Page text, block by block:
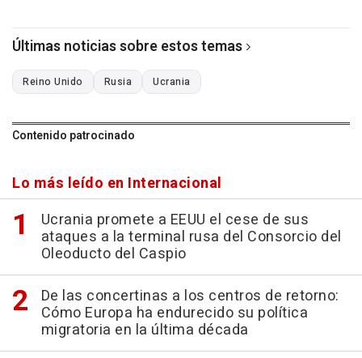
Últimas noticias sobre estos temas
Reino Unido Rusia Ucrania
Contenido patrocinado
Lo más leído en Internacional
Ucrania promete a EEUU el cese de sus
ataques a la terminal rusa del Consorcio del
Oleoducto del Caspio
De las concertinas a los centros de retorno:
Cómo Europa ha endurecido su política
migratoria en la última década